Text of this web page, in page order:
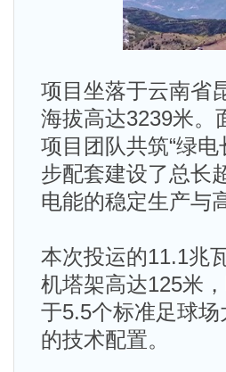
项目坐落于云南省
海拔高达3239米。
项目团队共筑“绿
步配套建设了总长
电能的稳定生产与
本次投运的11.1兆
机塔架高达125米
于5.5个标准足球
的技术配置。